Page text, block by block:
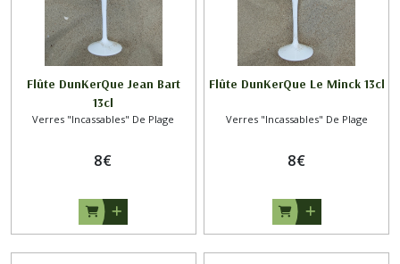
Flûte DunKerQue Jean Bart
13cl
Verres "Incassables" De Plage
8€
Flûte DunKerQue Le Minck 13cl
Verres "Incassables" De Plage
8€